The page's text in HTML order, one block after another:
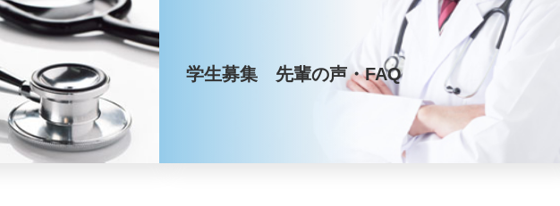
学生募集 先輩の声・FAQ